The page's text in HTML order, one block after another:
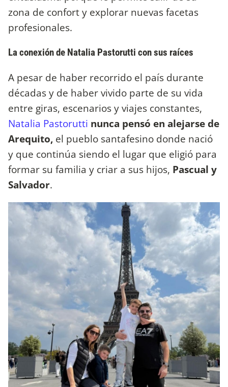
zona de confort y explorar nuevas facetas
profesionales.
La conexión de Natalia Pastorutti con sus raíces
A pesar de haber recorrido el país durante
décadas y de haber vivido parte de su vida
entre giras, escenarios y viajes constantes,
Natalia Pastorutti nunca pensó en alejarse de
Arequito, el pueblo santafesino donde nació
y que continúa siendo el lugar que eligió para
formar su familia y criar a sus hijos, Pascual y
Salvador.